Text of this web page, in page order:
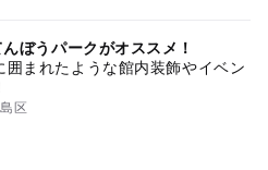
ぼうパークがオススメ！
囲まれたような館内装飾やイベン
区